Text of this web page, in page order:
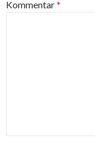
Kommentar*